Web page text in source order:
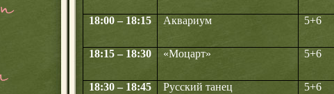
18:00 – 18:15 Аквариум 5+6
18:15 – 18:30 «Моцарт» 5+6
18:30 – 18:45 Русский танец 5+6